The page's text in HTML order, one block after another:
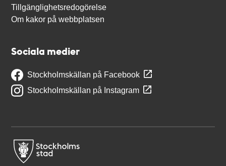
Tillgänglighetsredogörelse
Om kakor på webbplatsen
Sociala medier
Stockholmskällan på Facebook
Stockholmskällan på Instagram